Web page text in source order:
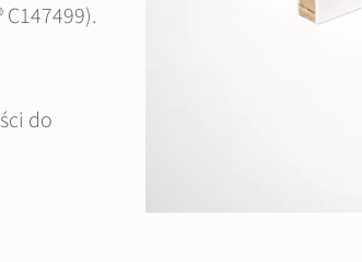
do